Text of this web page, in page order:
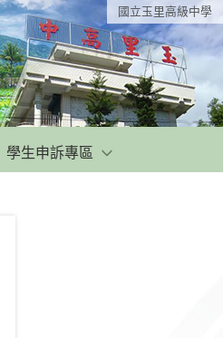
國立玉里高級中學
學生申訴專區